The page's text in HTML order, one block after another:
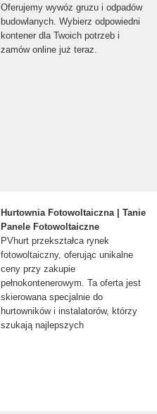
Oferujemy wywóz gruzu i odpadów
budowlanych. Wybierz odpowiedni
kontener dla Twoich potrzeb i
zamów online już teraz.
Hurtownia Fotowoltaiczna | Tanie
Panele Fotowoltaiczne
PVhurt przekształca rynek
fotowoltaiczny, oferując unikalne
ceny przy zakupie
pełnokontenerowym. Ta oferta jest
skierowana specjalnie do
hurtowników i instalatorów, którzy
szukają najlepszych